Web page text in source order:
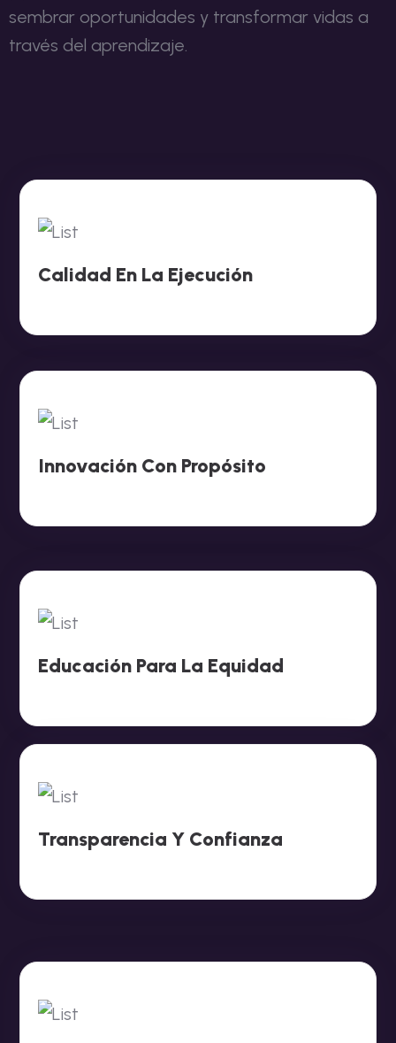
sembrar oportunidades y transformar vidas a
través del aprendizaje.
Calidad En La Ejecución
Innovación Con Propósito
Educación Para La Equidad
Transparencia Y Confianza